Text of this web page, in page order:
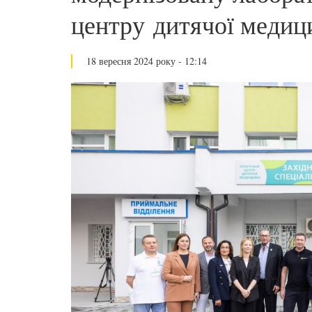
центру дитячої
18 вересня 2024 року - 12:14